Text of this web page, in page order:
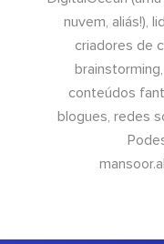
nuvem, aliás!),
criadores de
conteúdos
blogues, redes